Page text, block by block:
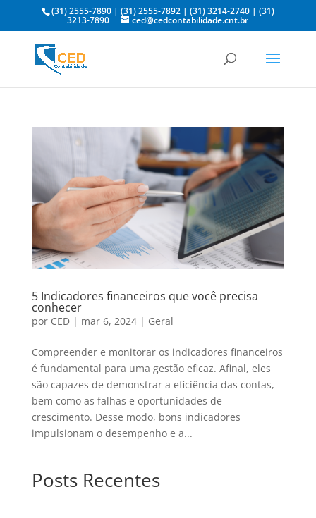
(31) 2555-7890| (31) 2555-7892| (31) 3214-2740| (31)
3213-7890 ced@cedcontabilidade.cnt.br
5 Indicadores financeiros que você precisa
conhecer
por CED| mar 6, 2024| Geral
Compreender e monitorar os indicadores financeiros
é fundamental para uma gestão eficaz. Afinal, eles
são capazes de demonstrar a eficiência das contas,
bem como as falhas e oportunidades de
crescimento. Desse modo, bons indicadores
impulsionam o desempenho e a...
Posts Recentes